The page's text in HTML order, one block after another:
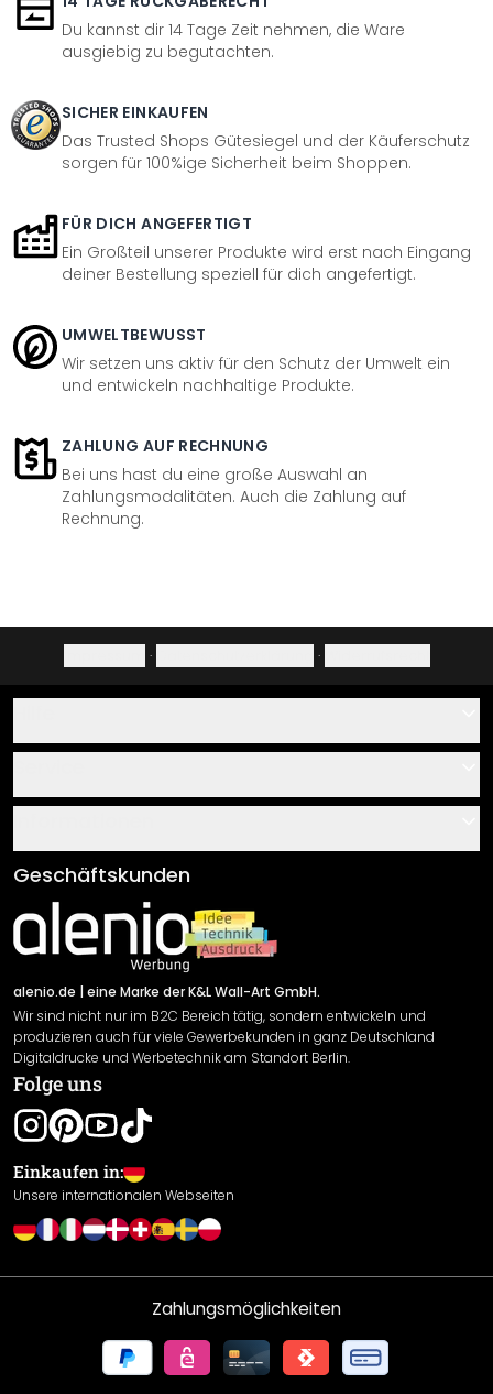
Du kannst dir 14 Tage Zeit nehmen, die Ware
ausgiebig zu begutachten.
SICHER EINKAUFEN
Das Trusted Shops Gütesiegel und der Käuferschutz
sorgen für 100%ige Sicherheit beim Shoppen.
FÜR DICH ANGEFERTIGT
Ein Großteil unserer Produkte wird erst nach Eingang
deiner Bestellung speziell für dich angefertigt.
UMWELTBEWUSST
Wir setzen uns aktiv für den Schutz der Umwelt ein
und entwickeln nachhaltige Produkte.
ZAHLUNG AUF RECHNUNG
Bei uns hast du eine große Auswahl an
Zahlungsmodalitäten. Auch die Zahlung auf
Rechnung.
· ·
Über uns
Klebe- und Montageanleitungen
Newsletter An-/Abmeldung
Sendungsverfolgung
AGB
Impressum
Versand & Zahlung
Rücksendung
Widerrufsrecht
Datenschutzerklärung
Gewährleistung
Leistungserklärung / CE-Zeichen
Cookie Einstellungen
Geschäftskunden
alenio.de | eine Marke der K&L Wall-Art GmbH.
Wir sind nicht nur im B2C Bereich tätig, sondern entwickeln und
produzieren auch für viele Gewerbekunden in ganz Deutschland
Digitaldrucke und Werbetechnik am Standort Berlin.
Folge uns
Einkaufen in:
Unsere internationalen Webseiten
Zahlungsmöglichkeiten